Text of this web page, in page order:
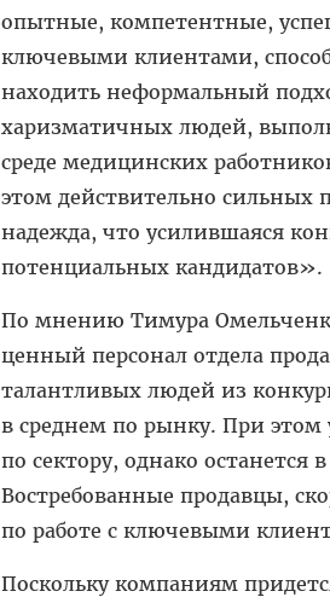
опытные, компетентные,
ключевыми клиентами,
находить неформальный
харизматичных людей,
среде медицинских
этом действительно сильных
надежда, что усилившаяся
потенциальных кандидатов».
По мнению Тимура
ценный персонал отдела
талантливых людей из
в среднем по рынку. При этом
по сектору, однако останется
Востребованные продавцы,
по работе с ключевыми
Поскольку компаниям